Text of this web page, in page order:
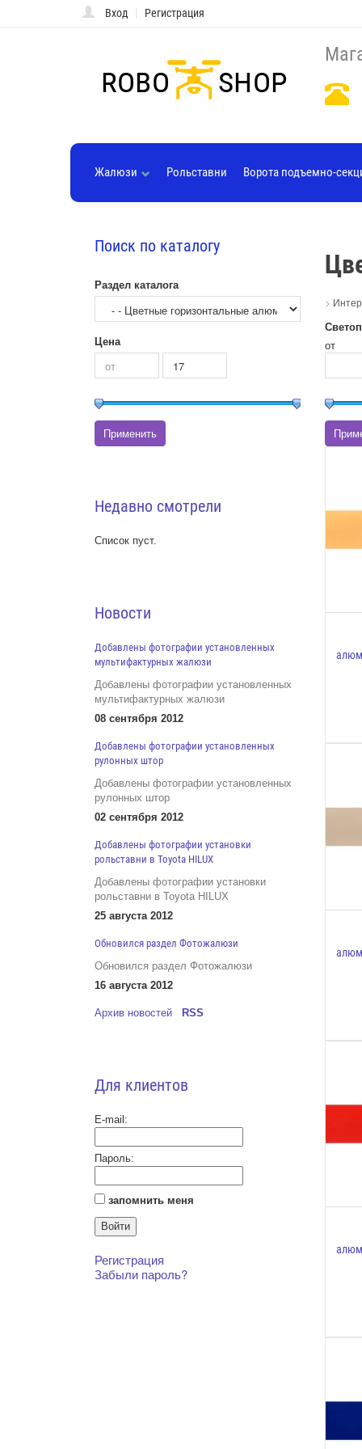
Вход | Регистрация
Жалюзи Рольставни Ворота подъемно-
Поиск по каталогу
Раздел каталога
Цена
Недавно смотрели
Список пуст.
Новости
Добавлены фотографии установленных
мультифактурных жалюзи
Добавлены фотографии установленных
мультифактурных жалюзи
08 сентября 2012
Добавлены фотографии установленных
рулонных штор
Добавлены фотографии установленных
рулонных штор
02 сентября 2012
Добавлены фотографии установки
рольставни в Toyota HILUX
Добавлены фотографии установки
рольставни в Toyota HILUX
25 августа 2012
Обновился раздел Фотожалюзи
Обновился раздел Фотожалюзи
16 августа 2012
Архив новостей RSS
Для клиентов
E-mail:
Пароль:
запомнить меня
Регистрация
Забыли пароль?
>
от